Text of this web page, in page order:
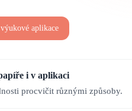
aplikace
i v aplikaci
procvičit různými způsoby.